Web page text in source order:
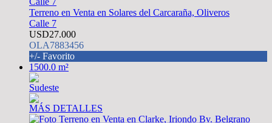
Terreno en Venta en Solares del Carcaraña, Oliveros
Calle 7
USD27.000
OLA7883456
+/- Favorito
1500.0 m²
Sudeste
MÁS DETALLES